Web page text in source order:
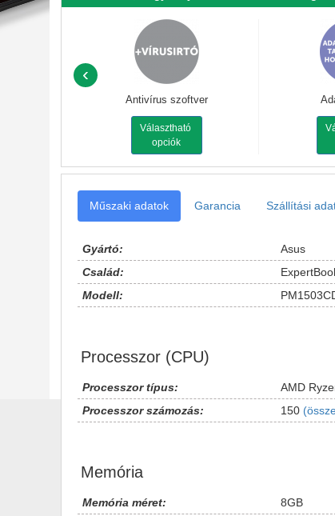
Antivírus szoftver
Választható
opciók
‹
Műszaki adatok Garancia Szállítási
Gyártó:
Asus
Család:
Modell:
Processzor (CPU)
Processzor típus:
AMD
Processzor számozás:
150
Memória
Memória méret:
8GB